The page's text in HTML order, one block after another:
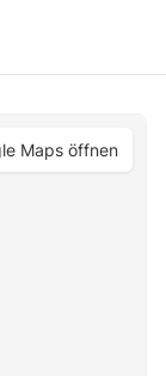
Maps öffnen